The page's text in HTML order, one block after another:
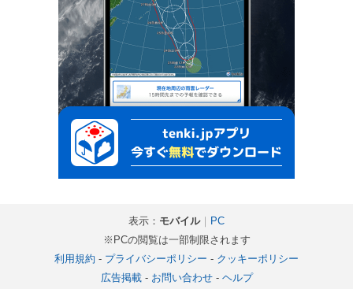
表示： モバイル｜
PC
※PCの閲覧は一部制限されます
利用規約 - プライバシーポリシー - クッキーポリシー
広告掲載- お問い合わせ- ヘルプ